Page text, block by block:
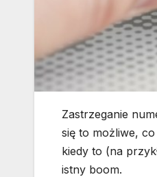
Zastrzeganie
się to możliwe,
kiedy to (na
istny boom.